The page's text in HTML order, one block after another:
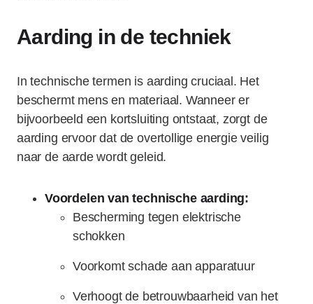
Aarding in de techniek
In technische termen is aarding cruciaal. Het
beschermt mens en materiaal. Wanneer er
bijvoorbeeld een kortsluiting ontstaat, zorgt de
aarding ervoor dat de overtollige energie veilig
naar de aarde wordt geleid.
Voordelen van technische aarding:
Bescherming tegen elektrische
schokken
Voorkomt schade aan apparatuur
Verhoogt de betrouwbaarheid van het